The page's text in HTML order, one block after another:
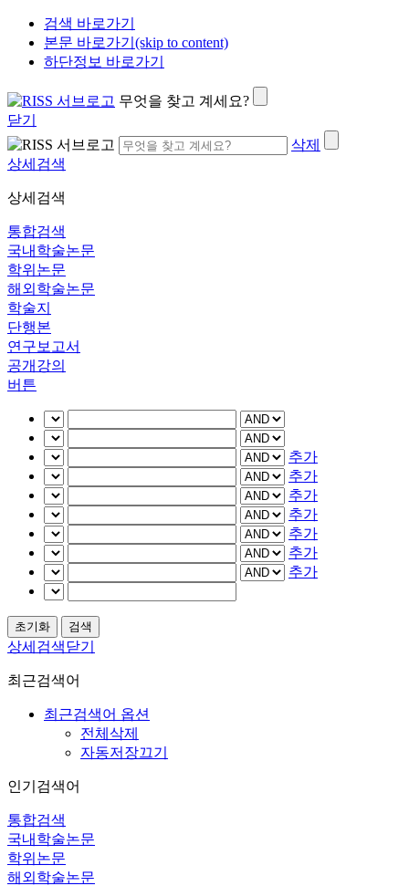
검색 바로가기
본문 바로가기(skip to content)
하단정보 바로가기
무엇을 찾고 계세요?
닫기
삭제
상세검색
상세검색
통합검색
국내학술논문
학위논문
해외학술논문
학술지
단행본
연구보고서
공개강의
버튼
추가
추가
추가
추가
추가
추가
추가
상세검색닫기
최근검색어
최근검색어 옵션
전체삭제
자동저장끄기
인기검색어
통합검색
국내학술논문
학위논문
해외학술논문